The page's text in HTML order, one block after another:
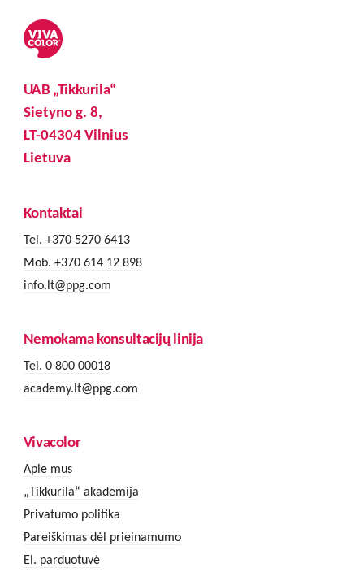
UAB „Tikkurila“
Sietyno g. 8,
LT-04304 Vilnius
Lietuva
Kontaktai
Tel. +370 5270 6413
Mob. +370 614 12 898
info.lt@ppg.com
Nemokama konsultacijų linija
Tel. 0 800 00018
academy.lt@ppg.com
Vivacolor
Apie mus
„Tikkurila“ akademija
Privatumo politika
Pareiškimas dėl prieinamumo
El. parduotuvė